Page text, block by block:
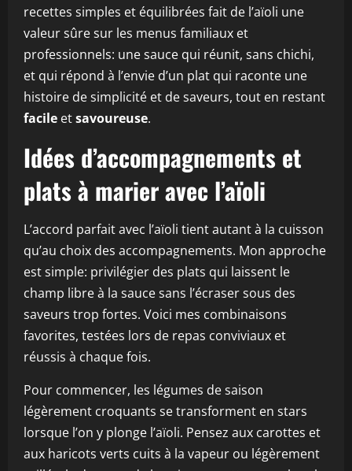
recettes simples et équilibrées fait de l’aïoli une
valeur sûre sur les menus familiaux et
professionnels: une sauce qui réunit, sans chichi,
et qui répond à l’envie d’un plat qui raconte une
histoire de simplicité et de saveurs, tout en restant
facile etsavoureuse.
Idées d’accompagnements et
plats à marier avec l’aïoli
L’accord parfait avec l’aïoli tient autant à la cuisson
qu’au choix des accompagnements. Mon approche
est simple: privilégier des plats qui laissent le
champ libre à la sauce sans l’écraser sous des
saveurs trop fortes. Voici mes combinaisons
favorites, testées lors de repas conviviaux et
réussis à chaque fois.
Pour commencer, les légumes de saison
légèrement croquants se transforment en stars
lorsque l’on y plonge l’aïoli. Pensez aux carottes et
aux haricots verts cuits à la vapeur ou légèrement